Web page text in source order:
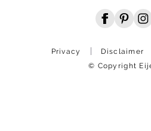
Privacy Disclaimer
© Copyright